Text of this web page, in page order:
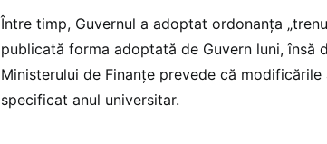
Între timp, Guvernul a adoptat ordonanța
publicată forma adoptată de Guvern luni, însă
Ministerului de Finanțe prevede că modificările
specificat anul universitar.